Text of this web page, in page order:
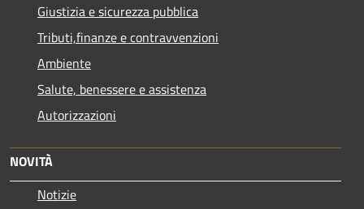
Giustizia e sicurezza pubblica
Tributi,finanze e contravvenzioni
Ambiente
Salute, benessere e assistenza
Autorizzazioni
NOVITÀ
Notizie